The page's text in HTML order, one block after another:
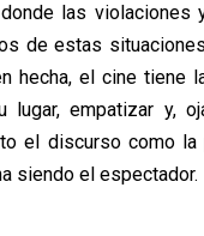
las
de estas
hecha, el cine
empatizar y,
el discurso como
siendo el espectador.